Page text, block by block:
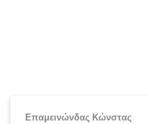
Επαμεινώνδας Κώνστας